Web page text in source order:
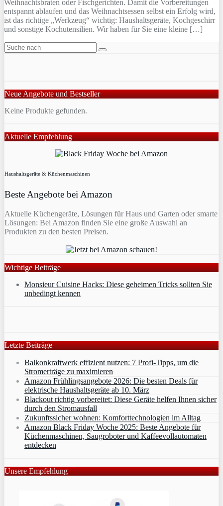
Weihnachtsbraten oder Fischgerichten. Damit die Vorbereitungen
entspannt ablaufen und das Weihnachtsessen selbst ein Erfolg wird,
ist das richtige „Werkzeug“ wichtig: Haushaltsgeräte, Kochgeschirr
und sonstige Kochutensilien. Wir haben für Sie eine kleine […]
Neue Angebote und Bestseller
Keine Produkte gefunden.
Aktuelle Empfehlung
Haushaltsgeräte & Küchenmaschinen
Beste Angebote bei Amazon
Aktuelle Küchengeräte, Lösungen für Haus und Garten oder smarte
Lösungen: Bei Amazon finden Sie eine große Auswahl an
Produkten zu den besten Preisen.
Wichtige Beiträge
Monsieur Cuisine Hacks: Diese geheimen Tricks sollten Sie
unbedingt kennen
Letzte Beiträge
Balkonkraftwerk effizient nutzen: 7 Profi-Tipps, um die
Stromerträge zu maximieren
Amazon Frühlingsangebote 2026: Die besten Deals für
elektrische Haushaltsgeräte ab 10. März
Blackout richtig vorbereitet: Diese Geräte helfen Ihnen sicher
durch den Stromausfall
Zukunftssicher wohnen: Komforttechnologien im Alltag
Amazon Black Friday Woche 2025: Beste Angebote für
Küchenmaschinen, Saugroboter und Kaffeevollautomaten
entdecken
Unsere Empfehlung